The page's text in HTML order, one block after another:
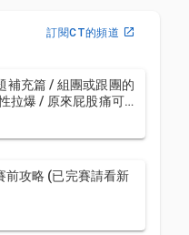
訂閱CT的頻道
補充篇 / 組團或跟團的
拉爆 / 原來屁股痛可能
路車 / CT Yeh